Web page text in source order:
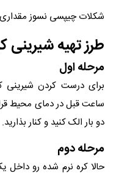
شکلات چیپسی نسوز مقداری
طرز تهیه شیرینی
مرحله اول
برای درست کردن شیرینی
ساعت قبل در دمای محیط
دو بار الک کنید و کنار بذارید.
مرحله دوم
حالا کره نرم شده رو داخل